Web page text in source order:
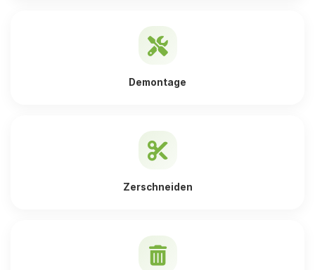
Demontage
Zerschneiden